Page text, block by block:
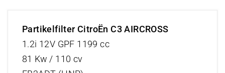
Partikelfilter CitroËn C3 AIRCROSS
1.2i 12V GPF 1199 cc
81 Kw / 110 cv